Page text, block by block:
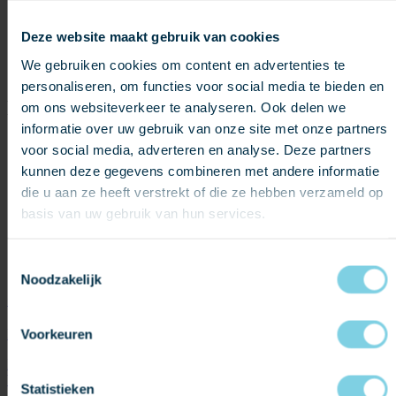
Deze website maakt gebruik van cookies
We gebruiken cookies om content en advertenties te
personaliseren, om functies voor social media te bieden en
om ons websiteverkeer te analyseren. Ook delen we
informatie over uw gebruik van onze site met onze partners
voor social media, adverteren en analyse. Deze partners
kunnen deze gegevens combineren met andere informatie
die u aan ze heeft verstrekt of die ze hebben verzameld op
basis van uw gebruik van hun services.
Noodzakelijk
Voorkeuren
Statistieken
Provincie:Noord-Brabant
Leisteen:CWT-y-Bugail Rustic Metselblokken
Producten in dit project
Nieuwbouw